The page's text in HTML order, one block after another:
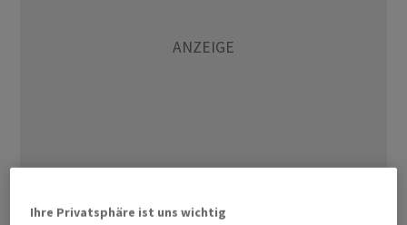
Hohe Kosten bremsen nach Ansicht des IT-
Ihre Privatsphäre ist uns wichtig